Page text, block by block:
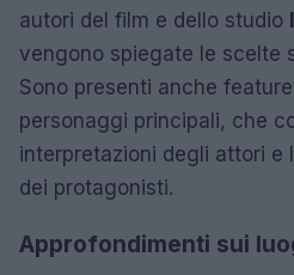
autori del film e dello studio
vengono spiegate le scelte
Sono presenti anche
personaggi principali, che
interpretazioni degli attori e
dei protagonisti.
Approfondimenti sui